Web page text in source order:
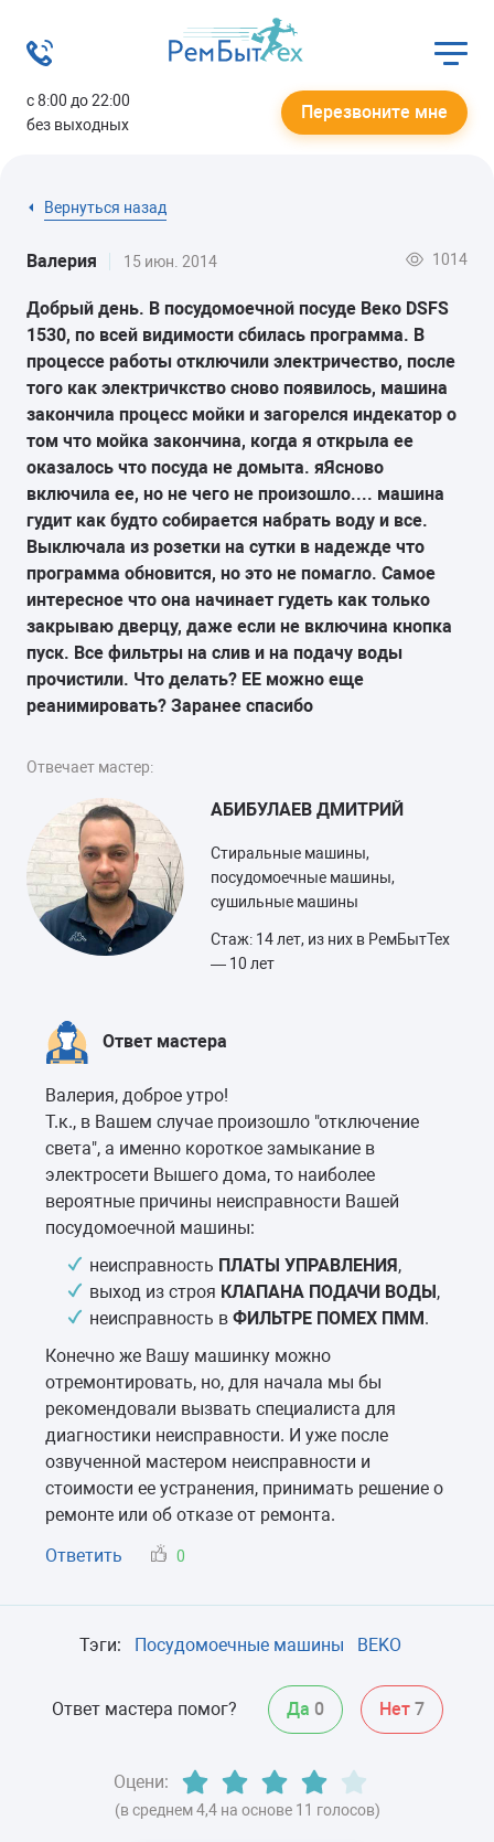
с 8:00 до 22:00
без выходных
Перезвоните мне
Вернуться назад
Валерия 15 июн. 2014 1014
Добрый день. В посудомоечной посуде Веко DSFS
1530, по всей видимости сбилась программа. В
процессе работы отключили электричество, после
того как электричкство сново появилось, машина
закончила процесс мойки и загорелся индекатор о
том что мойка закончина, когда я открыла ее
оказалось что посуда не домыта. яЯсново
включила ее, но не чего не произошло.... машина
гудит как будто собирается набрать воду и все.
Выключала из розетки на сутки в надежде что
программа обновится, но это не помагло. Самое
интересное что она начинает гудеть как только
закрываю дверцу, даже если не включина кнопка
пуск. Все фильтры на слив и на подачу воды
прочистили. Что делать? ЕЕ можно еще
реанимировать? Заранее спасибо
Отвечает мастер:
АБИБУЛАЕВ ДМИТРИЙ
Стиральные машины,
посудомоечные машины,
сушильные машины
Стаж: 14 лет, из них в РемБытТех
— 10 лет
Ответ мастера
Валерия, доброе утро!
Т.к., в Вашем случае произошло "отключение
света", а именно короткое замыкание в
электросети Вышего дома, то наиболее
вероятные причины неисправности Вашей
посудомоечной машины:
неисправность ПЛАТЫ УПРАВЛЕНИЯ,
выход из строя КЛАПАНА ПОДАЧИ ВОДЫ,
неисправность в ФИЛЬТРЕ ПОМЕХ ПММ.
Конечно же Вашу машинку можно
отремонтировать, но, для начала мы бы
рекомендовали вызвать специалиста для
диагностики неисправности. И уже после
озвученной мастером неисправности и
стоимости ее устранения, принимать решение о
ремонте или об отказе от ремонта.
Ответить
0
Тэги: Посудомоечные машины BEKO
Ответ мастера помог? Да 0 Нет 7
Оцени:
(в среднем 4,4 на основе 11 голосов)